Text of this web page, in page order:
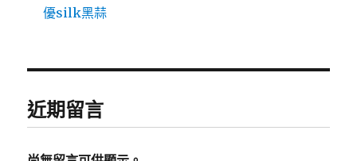
優silk黑蒜
近期留言